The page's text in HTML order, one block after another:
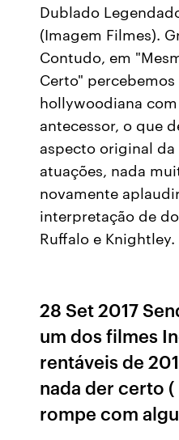
Dublado
(Imagem Filmes).
Contudo, em
Certo"
hollywoodiana
antecessor, o que
aspecto original
atuações, nada
novamente
interpretação de
Ruffalo e Knightley.
28 Set 2017
um dos filmes
rentáveis de
nada der certo
rompe com